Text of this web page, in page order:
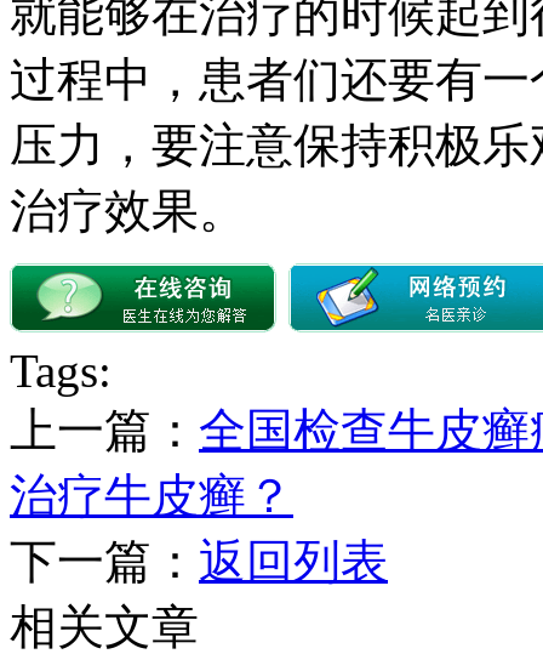
就能够在治疗的时候起
过程中，患者们还要有
压力，要注意保持积极
治疗效果。
Tags:
上一篇： 全国检查牛皮
治疗牛皮癣？
下一篇： 返回列表
相关文章